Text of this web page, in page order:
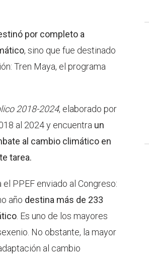
por completo a
, sino que fue destinado
Tren Maya, el programa
2018-2024, elaborado por
al 2024 y encuentra un
al cambio climático en
tarea.
PPEF enviado al Congreso:
año destina más de 233
. Es uno de los mayores
No obstante, la mayor
al cambio